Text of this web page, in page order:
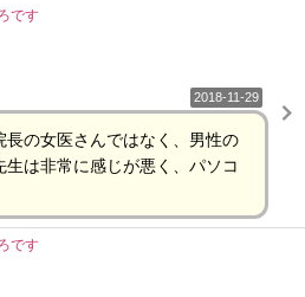
です
2018-11-29
の女医さんではなく、男性の
は非常に感じが悪く、パソコ
です